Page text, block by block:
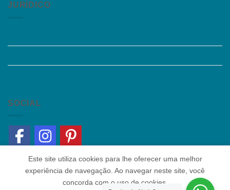
JURÍDICO
SOCIAL
Este site utiliza cookies para lhe oferecer uma melhor
experiência de navegação. Ao navegar neste site, você
concorda com o uso de cookies.